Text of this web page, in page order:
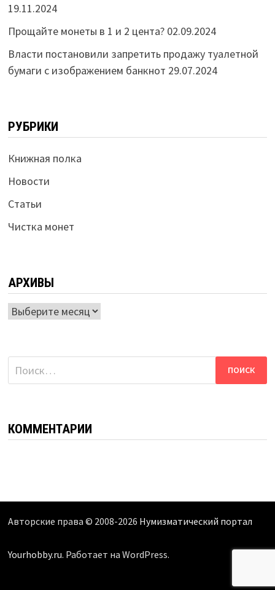
19.11.2024
Прощайте монеты в 1 и 2 цента? 02.09.2024
Власти постановили запретить продажу туалетной
бумаги с изображением банкнот 29.07.2024
РУБРИКИ
Книжная полка
Новости
Статьи
Чистка монет
АРХИВЫ
Архивы
Найти:
КОММЕНТАРИИ
Авторские права © 2008-2026 Нумизматический портал
Yourhobby.ru. Работает на WordPress.